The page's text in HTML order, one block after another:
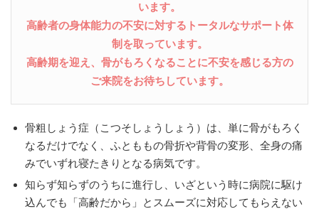
います。
高齢者の身体能力の不安に対するトータルなサポート体
制を取っています。
高齢期を迎え、骨がもろくなることに不安を感じる方の
ご来院をお待ちしています。
骨粗しょう症（こつそしょうしょう）は、単に骨がもろく
なるだけでなく、ふとももの骨折や背骨の変形、全身の痛
みでいずれ寝たきりとなる病気です。
知らず知らずのうちに進行し、いざという時に病院に駆け
込んでも「高齢だから」とスムーズに対応してもらえない